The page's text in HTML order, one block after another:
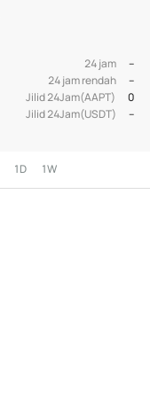
24 jam
--
24 jam rendah
--
Jilid 24Jam(AAPT)
0
Jilid 24Jam(USDT)
--
1D 1W